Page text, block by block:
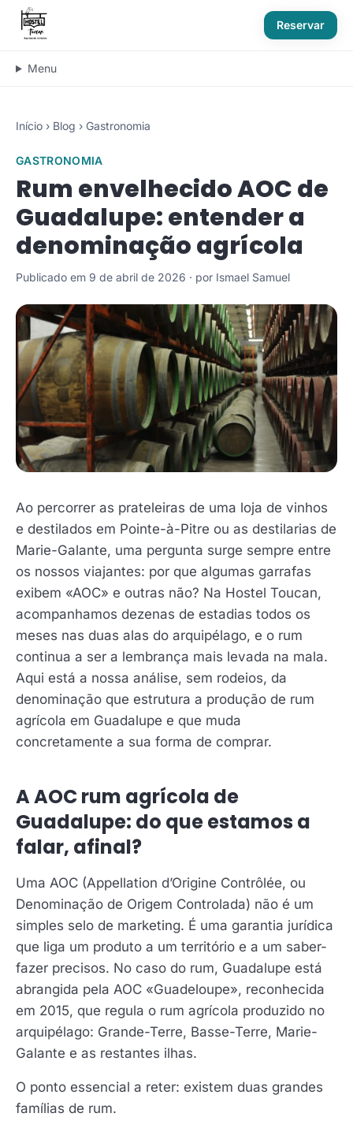
Reservar
Menu
Início › Blog › Gastronomia
GASTRONOMIA
Rum envelhecido AOC de
Guadalupe: entender a
denominação agrícola
Publicado em 9 de abril de 2026 · por Ismael Samuel
Ao percorrer as prateleiras de uma loja de vinhos
e destilados em Pointe-à-Pitre ou as destilarias de
Marie-Galante, uma pergunta surge sempre entre
os nossos viajantes: por que algumas garrafas
exibem «AOC» e outras não? Na Hostel Toucan,
acompanhamos dezenas de estadias todos os
meses nas duas alas do arquipélago, e o rum
continua a ser a lembrança mais levada na mala.
Aqui está a nossa análise, sem rodeios, da
denominação que estrutura a produção de rum
agrícola em Guadalupe e que muda
concretamente a sua forma de comprar.
A AOC rum agrícola de
Guadalupe: do que estamos a
falar, afinal?
Uma AOC (Appellation d’Origine Contrôlée, ou
Denominação de Origem Controlada) não é um
simples selo de marketing. É uma garantia jurídica
que liga um produto a um território e a um saber-
fazer precisos. No caso do rum, Guadalupe está
abrangida pela AOC «Guadeloupe», reconhecida
em 2015, que regula o rum agrícola produzido no
arquipélago: Grande-Terre, Basse-Terre, Marie-
Galante e as restantes ilhas.
O ponto essencial a reter: existem duas grandes
famílias de rum.